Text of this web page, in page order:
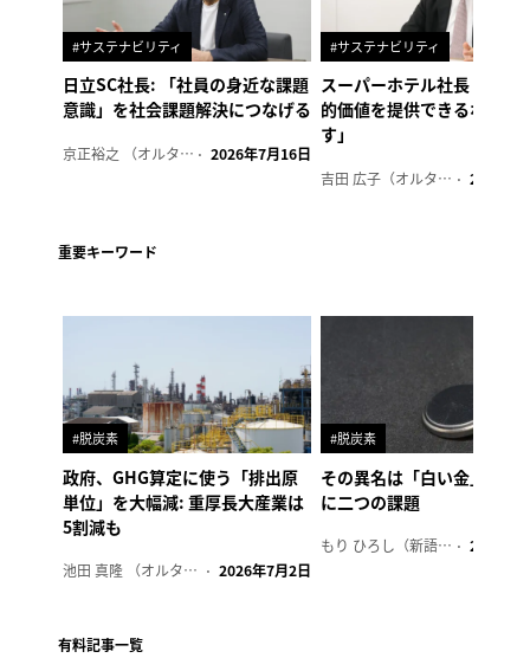
#サステナビリティ
日立SC社長: 「社員の身近な課題
意識」を社会課題解決につなげる
京正裕之 （オルタナ副編集長） 2026年7月16日
#サステナビリティ
スーパーホテル社長「地域
的価値を提供できるホテル
す」
吉田 広子（オルタナ輪番編集長） 2026年6
重要キーワード
#脱炭素
政府、GHG算定に使う「排出原
単位」を大幅減: 重厚長大産業は
5割減も
池田 真隆 （オルタナ輪番編集長） 2026年7月2日
#脱炭素
その異名は「白い金」、リ
に二つの課題
もり ひろし（新語ウォッチャー） 2023年7
有料記事一覧